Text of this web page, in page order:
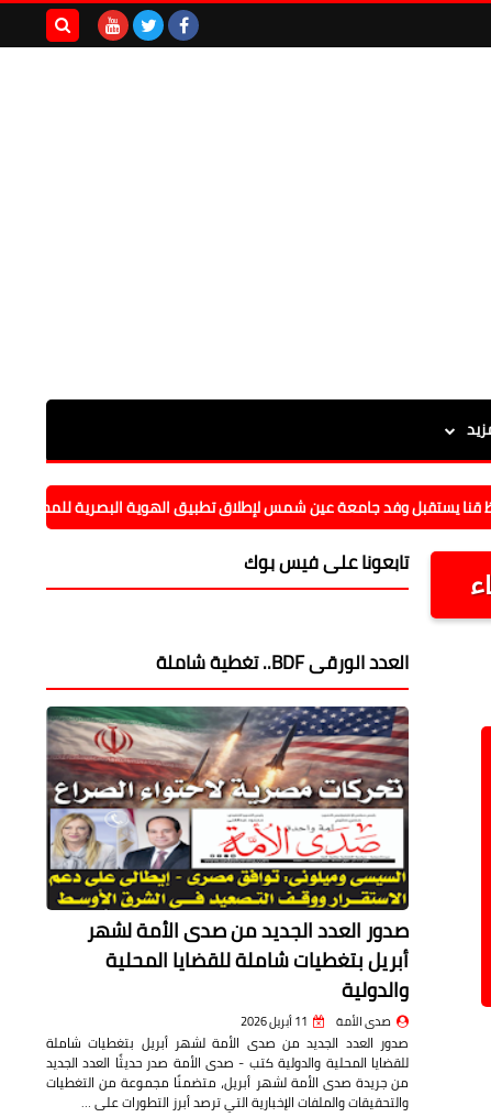
وفد جامعة عين شمس لإطلاق تطبيق الهوية البصرية للمحافظة
تابعونا على فيس بوك
العدد الورقى BDF.. تغطية شاملة
صدور العدد الجديد من صدى الأمة لشهر
أبريل بتغطيات شاملة للقضايا المحلية
والدولية
صدى الأمة 11 أبريل 2026
صدور العدد الجديد من صدى الأمة لشهر أبريل بتغطيات شاملة
للقضايا المحلية والدولية كتب - صدى الأمة صدر حديثًا العدد الجديد
من جريدة صدى الأمة لشهر أبريل، متضمنًا مجموعة من التغطيات
والتحقيقات والملفات الإخبارية التي ترصد أبرز التطورات على …